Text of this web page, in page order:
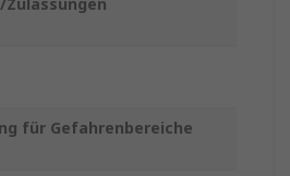
Zulassungen
für Gefahrenbereiche